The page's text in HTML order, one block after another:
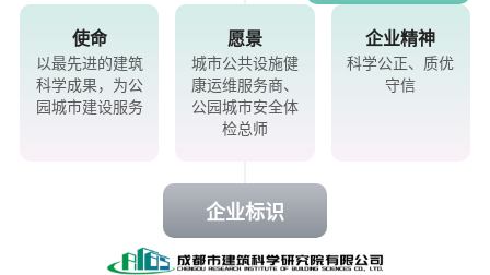
使命
以最先进的建筑
科学成果，为公
园城市建设服务
愿景
城市公共设施健
康运维服务商、
公园城市安全体
检总师
企业精神
科学公正、质优
守信
企业标识